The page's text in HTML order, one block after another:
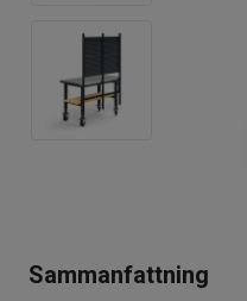
Sammanfattning